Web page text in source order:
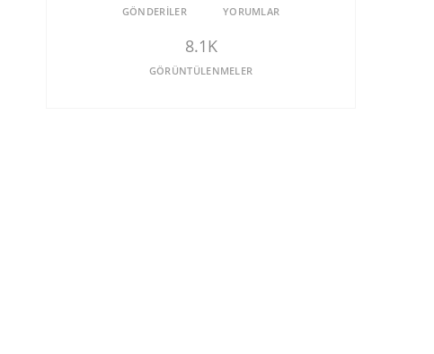
GÖNDERILER YORUMLAR
8.1K
GÖRÜNTÜLENMELER